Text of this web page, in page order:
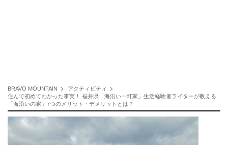
BRAVO MOUNTAIN
アクティビティ
住んで初めてわかった事実！ 福井県「海沿い一軒家」生活経験者ライターが教える
「海沿いの家」7つのメリット・デメリットとは？